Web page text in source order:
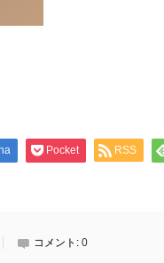
Pocket RSS
コメント: 0